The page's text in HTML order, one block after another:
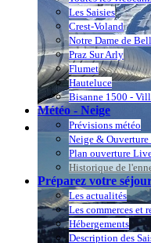
Les Saisies
Crest-Voland
Notre Dame de
Praz Sur Arly
Flumet
Hauteluce
Bisanne 1500 -
Météo - Neige
Prévisions météo
Neige & Ouverture
Plan ouverture
Historique de
Préparez votre
Les actualités
Les commerces et
Hébergements
Description des